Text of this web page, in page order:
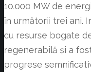
10.000 MW de
în următorii trei ani.
cu resurse bogate
regenerabilă și a
progrese